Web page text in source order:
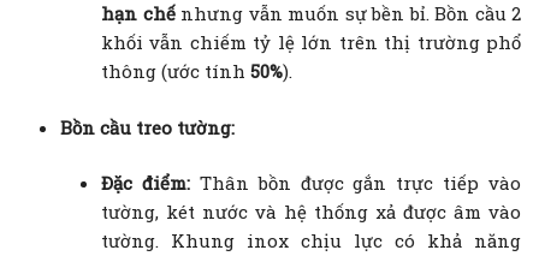
hạn chếnhưng vẫn muốn sự bền bỉ. Bồn cầu 2
khối vẫn chiếm tỷ lệ lớn trên thị trường phổ
thông (ước tính 50%).
Bồn cầu treo tường:
Đặc điểm:Thân bồn được gắn trực tiếp vào
tường, két nước và hệ thống xả được âm vào
tường. Khung inox chịu lực có khả năng